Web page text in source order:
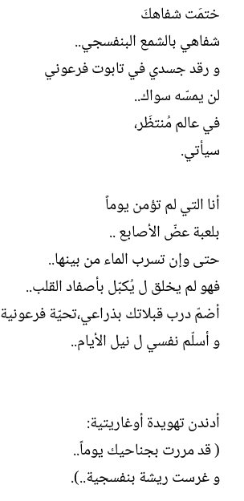
ت
ل
ختمَت شفاهكَ
شفاهي بالشمع البنفسجي..
و رقد جسدي في تابوت فرعوني
لن يمسّه سواك..
في عالم مُنتظَر،
سيأتي.
أنا التي لم تؤمن يوماً
بلعبة عضّ الأصابع ..
حتى وإن تسرب الماء من بينها..
فهو لم يخلق ل يُكبّل بأصفاد القلب..
أضمّ درب قبلاتك بذراعي،تحيّة فرعونية
و أسلّم نفسي ل نيل الأيام..
أدندن تهويدة أوغاريتية:
( قد مررت بجناحيك يوماً..
و غرست ريشة بنفسجية..).